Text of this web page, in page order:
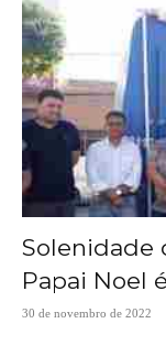
Solenidade
Papai Noel
30 de novembro de 2022